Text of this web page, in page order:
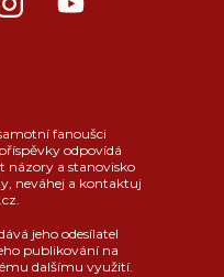
fanoušci
odpovídá
názory a stanovisko
neváhej a kontaktuj
jeho odesílatel
publikování na
dalšímu využití.